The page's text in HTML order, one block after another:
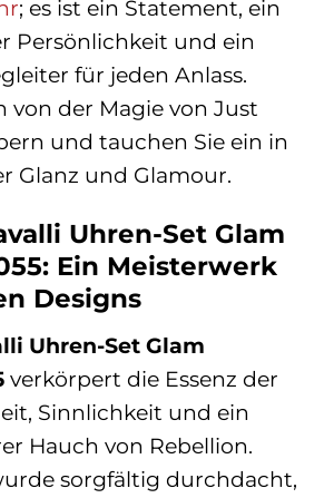
; es ist ein Statement, ein
Persönlichkeit und ein
für jeden Anlass.
von der Magie von Just
und tauchen Sie ein in
Glanz und Glamour.
Uhren-Set Glam
Ein Meisterwerk
Designs
Uhren-Set Glam
verkörpert die Essenz der
Sinnlichkeit und ein
Hauch von Rebellion.
sorgfältig durchdacht,